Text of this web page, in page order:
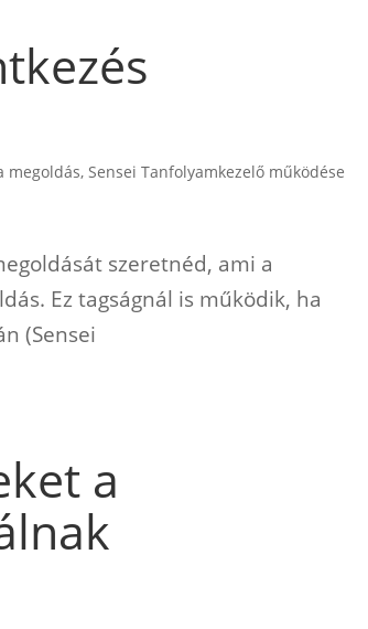
megoldás,Sensei Tanfolyamkezelő működése
szeretnéd, ami a
Ez tagságnál is működik, ha
(Sensei
a